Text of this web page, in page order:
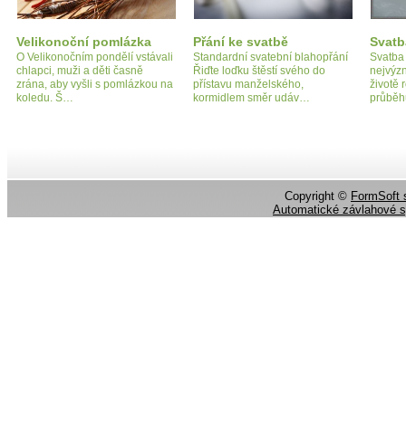
Velikonoční pomlázka
O Velikonočním pondělí vstávali
chlapci, muži a děti časně
zrána, aby vyšli s pomlázkou na
koledu. Š…
Přání ke svatbě
Standardní svatební blahopřání
Řiďte loďku štěstí svého do
přístavu manželského,
kormidlem směr udáv…
životě
Copyright © FormSoft
Automatické závlahové